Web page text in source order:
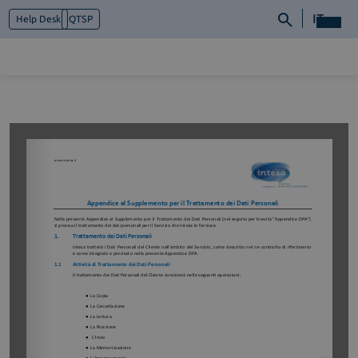
Help Desk QTSP IT
Cosa facciamo
Piattaforme
News e Media
Contattaci